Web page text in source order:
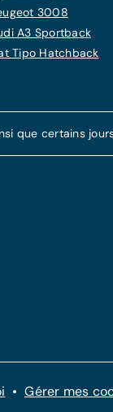
3008
A3 Sportback
Tipo Hatchback
que certains
Gérer mes